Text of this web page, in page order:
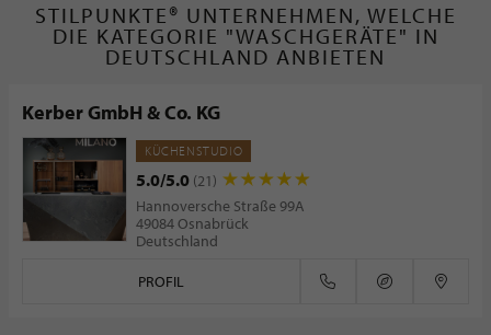
STILPUNKTE® UNTERNEHMEN, WELCHE
DIE KATEGORIE "WASCHGERÄTE" IN
DEUTSCHLAND ANBIETEN
Kerber GmbH & Co. KG
KÜCHENSTUDIO
5.0/5.0 (21)
Hannoversche Straße 99A
49084 Osnabrück
Deutschland
PROFIL